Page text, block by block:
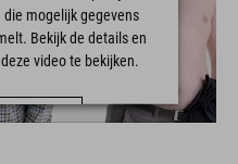
mogelijk gegevens
Bekijk de details en
video te bekijken.